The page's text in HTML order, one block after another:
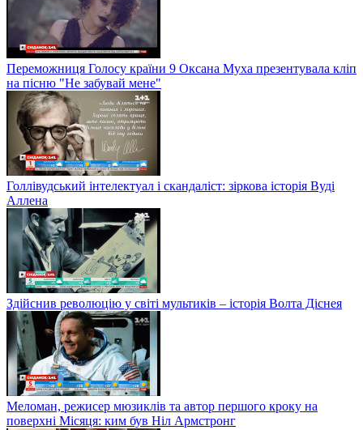
Переможниця Голосу країни 9 Оксана Муха презентувала кліп
на пісню "Не забувай мене"
Голлівудський інтелектуал і скандаліст: зіркова історія Вуді
Аллена
Здійснив революцію у світі мультиків – історія Волта Діснея
Меломан, режисер мюзиклів та автор першого кроку на
поверхні Місяця: ким був Ніл Армстронг